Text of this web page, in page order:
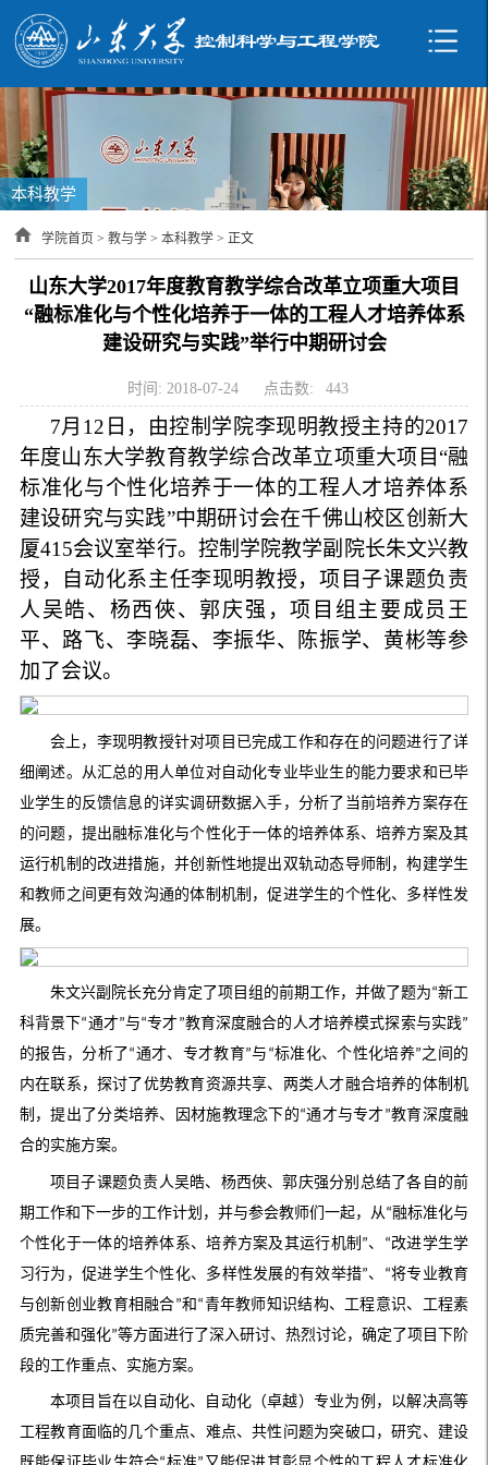
本科教学
学院首页 >教与学 >本科教学 > 正文
山东大学2017年度教育教学综合改革立项重大项目
“融标准化与个性化培养于一体的工程人才培养体系
建设研究与实践”举行中期研讨会
时间: 2018-07-24 点击数: 443
7月12日，由控制学院李现明教授主持的2017
年度山东大学教育教学综合改革立项重大项目“融
标准化与个性化培养于一体的工程人才培养体系
建设研究与实践”中期研讨会在千佛山校区创新大
厦415会议室举行。控制学院教学副院长朱文兴教
授，自动化系主任李现明教授，项目子课题负责
人吴皓、杨西俠、郭庆强，项目组主要成员王
平、路飞、李晓磊、李振华、陈振学、黄彬等参
加了会议。
会上，李现明教授针对项目已完成工作和存在的问题进行了详
细阐述。从汇总的用人单位对自动化专业毕业生的能力要求和已毕
业学生的反馈信息的详实调研数据入手，分析了当前培养方案存在
的问题，提出融标准化与个性化于一体的培养体系、培养方案及其
运行机制的改进措施，并创新性地提出双轨动态导师制，构建学生
和教师之间更有效沟通的体制机制，促进学生的个性化、多样性发
展。
朱文兴副院长充分肯定了项目组的前期工作，并做了题为“新工
科背景下“通才”与“专才”教育深度融合的人才培养模式探索与实践”
的报告，分析了“通才、专才教育”与“标准化、个性化培养”之间的
内在联系，探讨了优势教育资源共享、两类人才融合培养的体制机
制，提出了分类培养、因材施教理念下的“通才与专才”教育深度融
合的实施方案。
项目子课题负责人吴皓、杨西俠、郭庆强分别总结了各自的前
期工作和下一步的工作计划，并与参会教师们一起，从“融标准化与
个性化于一体的培养体系、培养方案及其运行机制”、“改进学生学
习行为，促进学生个性化、多样性发展的有效举措”、“将专业教育
与创新创业教育相融合”和“青年教师知识结构、工程意识、工程素
质完善和强化”等方面进行了深入研讨、热烈讨论，确定了项目下阶
段的工作重点、实施方案。
本项目旨在以自动化、自动化（卓越）专业为例，以解决高等
工程教育面临的几个重点、难点、共性问题为突破口，研究、建设